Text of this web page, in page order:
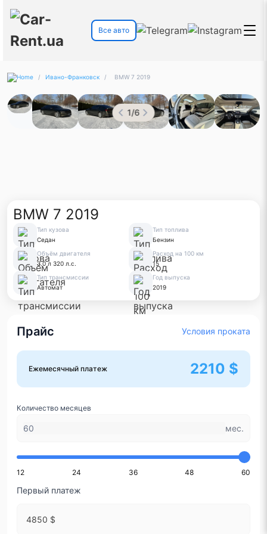
Все авто
/ Ивано-Франковск / BMW 7 2019
1/6
BMW 7 2019
Тип кузова
Седан
Тип топлива
Бензин
Объём двигателя
3.0 л 320 л.с.
Расход на 100 км
15
Тип трансмиссии
Автомат
Год выпуска
2019
Прайс Условия проката
Ежемесячный платеж 2210 $
Количество месяцев
мес.
12 24 36 48 60
Первый платеж
4850 $